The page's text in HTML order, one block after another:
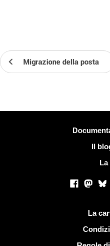
Migrazione della posta
Il
La
Facebook
La